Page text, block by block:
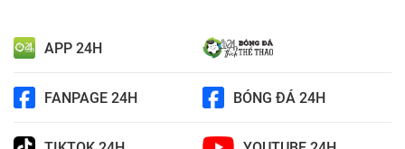
APP 24H
FANPAGE 24H BÓNG ĐÁ 24H